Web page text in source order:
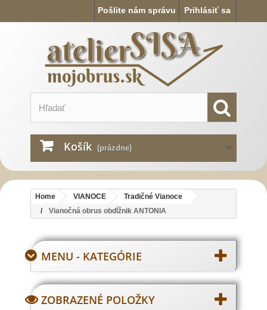
Prihlásiť sa
Pošlite nám správu
Košík (prázdne)
Home VIANOCE
Tradičné Vianoce
Vianočná obrus obdĺžnik ANTONIA
MENU - KATEGÓRIE
ZOBRAZENÉ POLOŽKY